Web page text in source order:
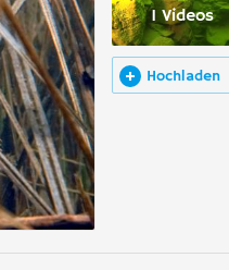
1 Videos
Hochladen